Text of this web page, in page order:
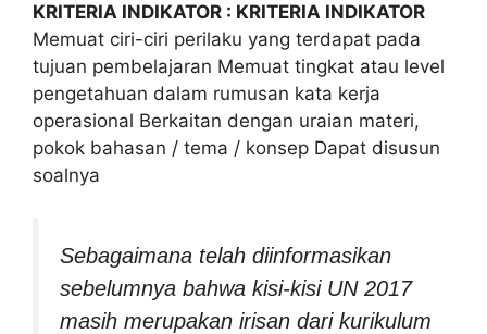
KRITERIA INDIKATOR : KRITERIA INDIKATOR
Memuat ciri-ciri perilaku yang terdapat pada
tujuan pembelajaran Memuat tingkat atau level
pengetahuan dalam rumusan kata kerja
operasional Berkaitan dengan uraian materi,
pokok bahasan / tema / konsep Dapat disusun
soalnya
Sebagaimana telah diinformasikan
sebelumnya bahwa kisi-kisi UN 2017
masih merupakan irisan dari kurikulum